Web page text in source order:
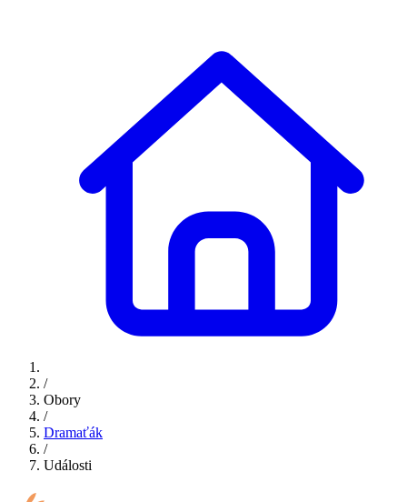
/
Obory
/
Dramaťák
/
Události